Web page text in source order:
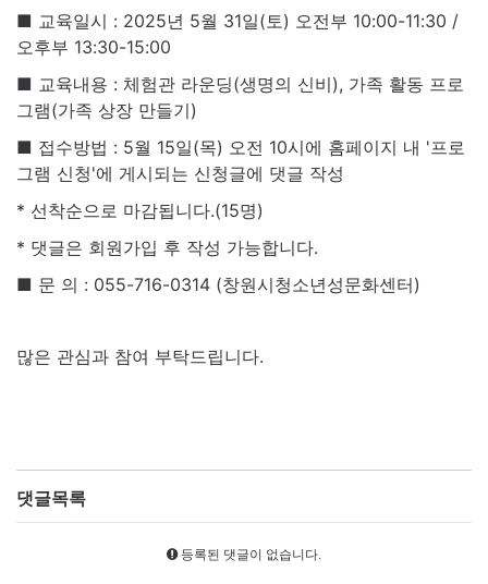
■ 교육일시 : 2025년 5월 31일(토) 오전부 10:00-11:30 /
오후부 13:30-15:00
■ 교육내용 : 체험관 라운딩(생명의 신비), 가족 활동 프로
그램(가족 상장 만들기)
■ 접수방법 : 5월 15일(목) 오전 10시에 홈페이지 내 '프로
그램 신청'에 게시되는 신청글에 댓글 작성
* 선착순으로 마감됩니다.(15명)
* 댓글은 회원가입 후 작성 가능합니다.
■ 문 의 : 055-716-0314 (창원시청소년성문화센터)
많은 관심과 참여 부탁드립니다.
댓글목록
등록된 댓글이 없습니다.